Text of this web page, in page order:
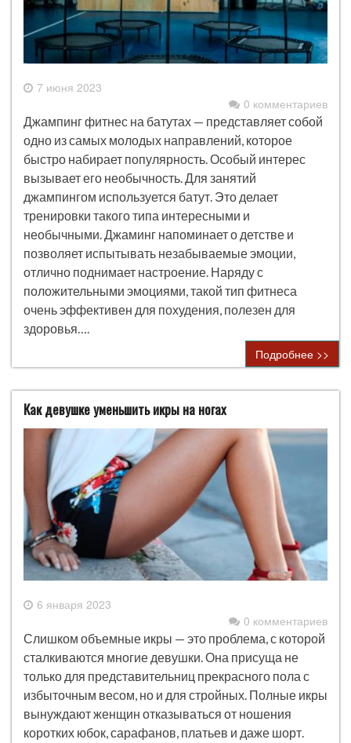
7 июня 2023
0 комментариев
Джампинг фитнес на батутах — представляет собой
одно из самых молодых направлений, которое
быстро набирает популярность. Особый интерес
вызывает его необычность. Для занятий
джампингом используется батут. Это делает
тренировки такого типа интересными и
необычными. Джаминг напоминает о детстве и
позволяет испытывать незабываемые эмоции,
отлично поднимает настроение. Наряду с
положительными эмоциями, такой тип фитнеса
очень эффективен для похудения, полезен для
здоровья….
Подробнее >>
Как девушке уменьшить икры на ногах
6 января 2023
0 комментариев
Слишком объемные икры — это проблема, с которой
сталкиваются многие девушки. Она присуща не
только для представительниц прекрасного пола с
избыточным весом, но и для стройных. Полные икры
вынуждают женщин отказываться от ношения
коротких юбок, сарафанов, платьев и даже шорт.